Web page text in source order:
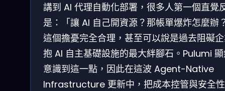
講到 AI 代理自動化部署，很多人第一個直覺
是：「讓 AI 自己開資源？那帳單爆炸怎麼辦
這個擔憂完全合理，甚至可以說是過去阻礙
抱 AI 自主基礎設施的最大絆腳石。Pulumi
意識到這一點，因此在這波 Agent-Native
Infrastructure 更新中，把成本控管與安全